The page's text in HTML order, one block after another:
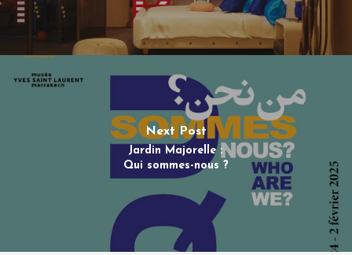
Next Post
Jardin Majorelle :
Qui sommes-nous ?